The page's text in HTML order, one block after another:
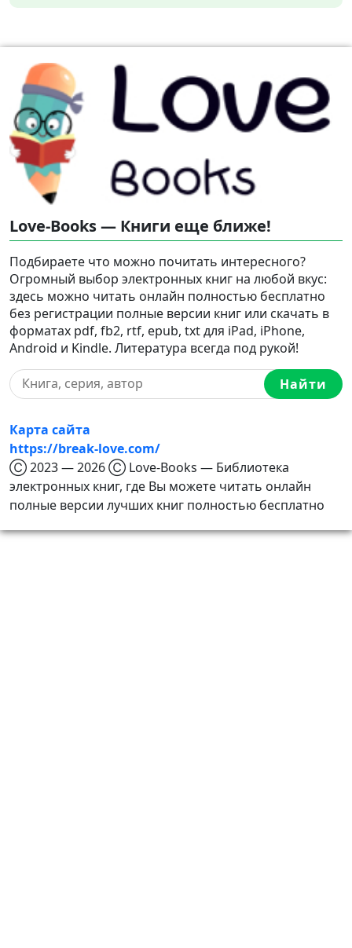
Love-Books — Книги еще ближе!
Подбираете что можно почитать интересного?
Огромный выбор электронных книг на любой вкус:
здесь можно читать онлайн полностью бесплатно
без регистрации полные версии книг или скачать в
форматах pdf, fb2, rtf, epub, txt для iPad, iPhone,
Android и Kindle. Литература всегда под рукой!
Найти
Карта сайта
https://break-love.com/
Ⓒ 2023 — 2026 Ⓒ Love-Books — Библиотека
электронных книг, где Вы можете читать онлайн
полные версии лучших книг полностью бесплатно